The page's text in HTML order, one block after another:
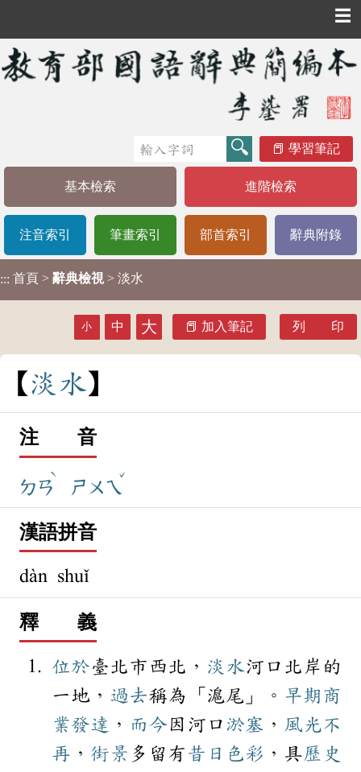
☰
學習筆記
基本檢索 進階檢索
注音索引 筆畫索引 部首索引 辭典附錄
::: 首頁 > 辭典檢視 > 淡水
小 中 大 加入筆記 列 印
淡 水
注 音
ㄉㄢ
ˋ
ㄕㄨㄟ
ˇ
漢語拼音
dàn shuǐ
釋 義
位於臺北市西北， 淡水河口北岸的
一地， 過去稱為「滬尾」。 早期 商
業發達 ， 而今因河口 淤塞 ， 風光不
再 ， 街景 多留有 昔日 色彩 ，具歷史